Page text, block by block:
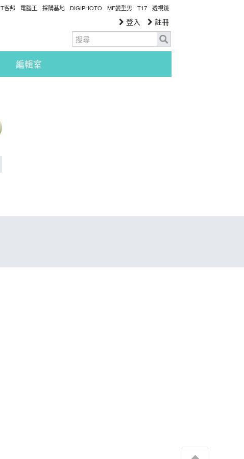
T客邦 電腦王 採購基地 DIGIPHOTO MF變型男 T17 透視鏡
登入 註冊
編輯室